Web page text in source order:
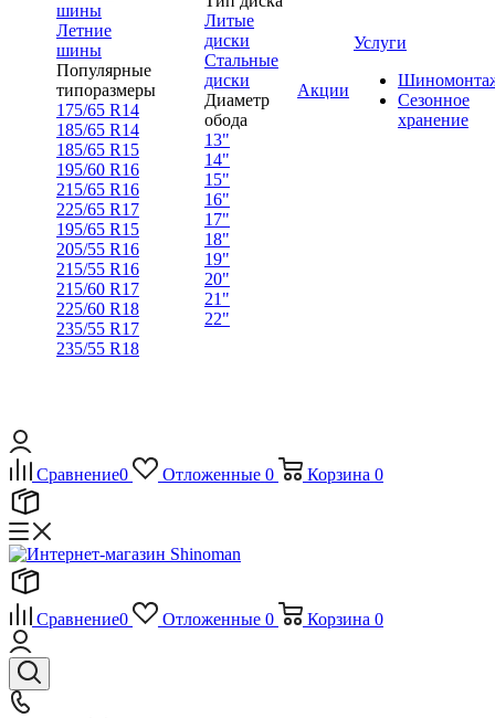
шины
Летние
шины
Популярные
типоразмеры
175/65 R14
185/65 R14
185/65 R15
195/60 R16
215/65 R16
225/65 R17
195/65 R15
205/55 R16
215/55 R16
215/60 R17
225/60 R18
235/55 R17
235/55 R18
Литые
диски
Стальные
диски
Диаметр
обода
13"
14"
15"
16"
17"
18"
19"
20"
21"
22"
Акции
Услуги
Сезонное
хранение
Сравнение0 Отложенные 0 Корзина 0
Сравнение0 Отложенные 0 Корзина 0